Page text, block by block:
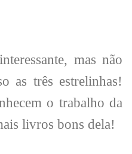
mas não
as três estrelinhas!
o trabalho da
livros bons dela!